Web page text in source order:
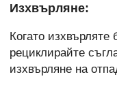
Изхвърляне:
Когато изхвърляте
рециклирайте
изхвърляне на